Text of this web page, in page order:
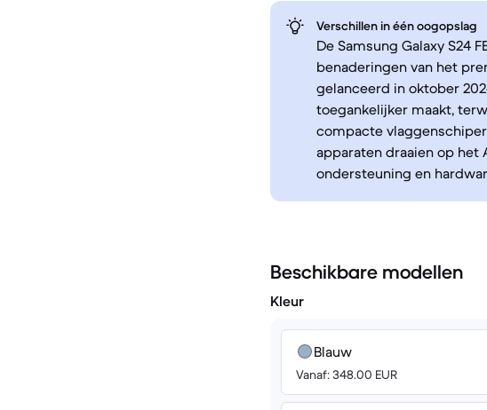
Verschillen in één oogopslag
De Samsung Galaxy S24
benaderingen van het
gelanceerd in oktober
toegankelijker maakt,
compacte
apparaten draaien op
ondersteuning en
Beschikbare modellen
Kleur
Blauw
Vanaf: 348.00 EUR